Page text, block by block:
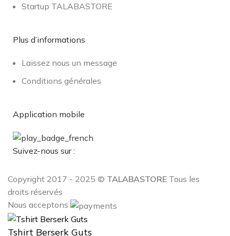
Startup TALABASTORE
Plus d’informations
Laissez nous un message
Conditions générales
Application mobile
Suivez-nous sur :
Copyright 2017 - 2025 © TALABASTORE Tous les
droits réservés
Nous acceptons
Tshirt Berserk Guts